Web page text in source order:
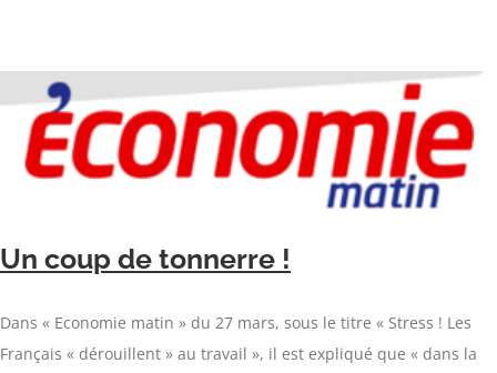
Un coup de tonnerre !
Dans « Economie matin » du 27 mars, sous le titre « Stress ! Les
Français « dérouillent » au travail », il est expliqué que « dans la